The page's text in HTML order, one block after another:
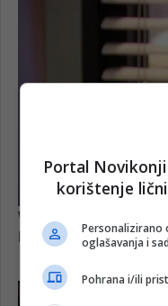
Portal
korištenje
Personalizirano
oglašavanja i
Pohrana i/ili